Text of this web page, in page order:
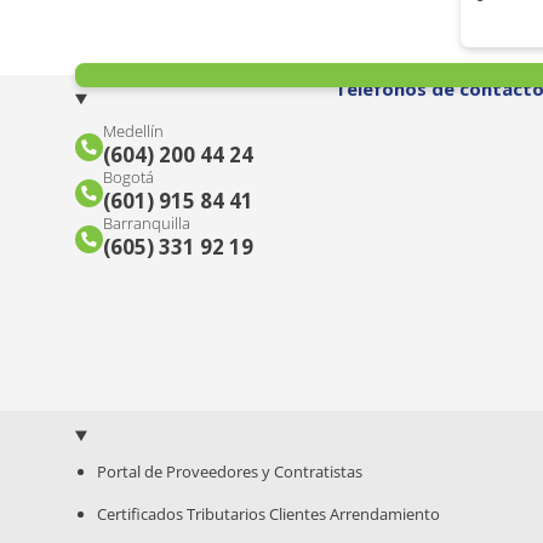
Teléfonos de contacto
Medellín
(604) 200 44 24
Bogotá
(601) 915 84 41
Barranquilla
(605) 331 92 19
Portal de Proveedores y Contratistas
Certificados Tributarios Clientes Arrendamiento